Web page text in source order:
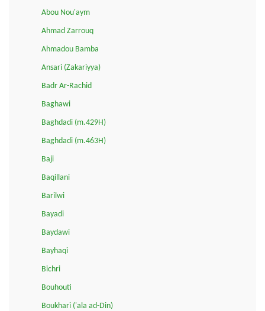
Abou Nou'aym
Ahmad Zarrouq
Ahmadou Bamba
Ansari (Zakariyya)
Badr Ar-Rachid
Baghawi
Baghdadi (m.429H)
Baghdadi (m.463H)
Baji
Baqillani
Barilwi
Bayadi
Baydawi
Bayhaqi
Bichri
Bouhouti
Boukhari ('ala ad-Din)